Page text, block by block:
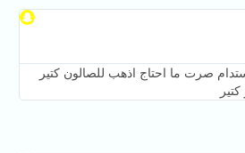
صرت ما احتاج اذهب للصالون كتير